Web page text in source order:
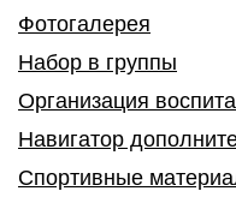
Фотогалерея
Набор в группы
Организация
Навигатор
Спортивные